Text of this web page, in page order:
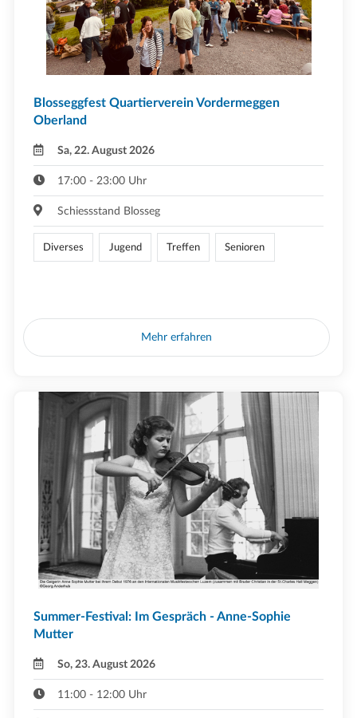
Blosseggfest Quartierverein Vordermeggen
Oberland
Sa, 22. August 2026
17:00 - 23:00 Uhr
Schiessstand Blosseg
Diverses Jugend Treffen Senioren
Mehr erfahren
Summer-Festival: Im Gespräch - Anne-Sophie
Mutter
So, 23. August 2026
11:00 - 12:00 Uhr